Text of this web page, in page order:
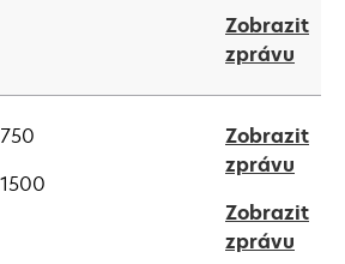
tab
a
new
tab
Zobrazit
zprávu
new
tab
750
1500
Zobrazit
zprávu
a
new
Zobrazit
zprávu